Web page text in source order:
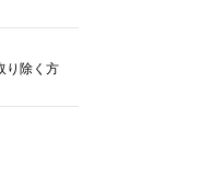
り除く方